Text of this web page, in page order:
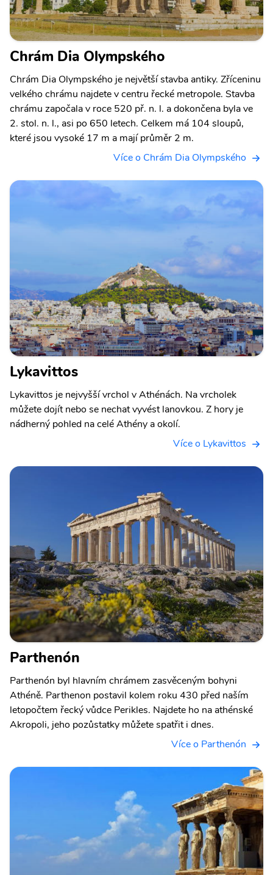
Chrám Dia Olympského
Chrám Dia Olympského je největší stavba antiky. Zříceninu
velkého chrámu najdete v centru řecké metropole. Stavba
chrámu započala v roce 520 př. n. l. a dokončena byla ve
2. stol. n. l., asi po 650 letech. Celkem má 104 sloupů,
které jsou vysoké 17 m a mají průměr 2 m.
Více o Chrám Dia Olympského
Lykavittos
Lykavittos je nejvyšší vrchol v Athénách. Na vrcholek
můžete dojít nebo se nechat vyvést lanovkou. Z hory je
nádherný pohled na celé Athény a okolí.
Více o Lykavittos
Parthenón
Parthenón byl hlavním chrámem zasvěceným bohyni
Athéně. Parthenon postavil kolem roku 430 před naším
letopočtem řecký vůdce Perikles. Najdete ho na athénské
Akropoli, jeho pozůstatky můžete spatřit i dnes.
Více o Parthenón